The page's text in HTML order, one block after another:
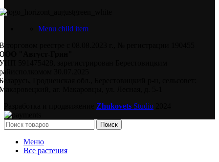
Menu child item
торговом реестре с 08.08.2023 г., № регистрации 190455
"Август-Грин"
591475428, зарегистрирован Берестовицким
30.07.2025
Гродненская обл., Берестовицкий р-н, сельсовет:
аг. Макаровцы, ул. Лесная, д. 5-1
Zhukovets Studio
Поиск
Меню
Все растения